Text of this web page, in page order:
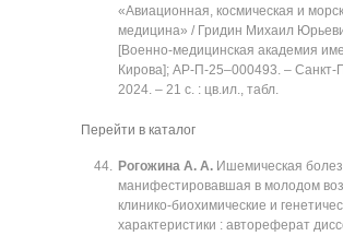
«Авиационная, космическая и
медицина» / Гридин Михаил
[Военно-медицинская академия
Кирова]; АР-П-25‒000493. ‒ Санкт-
2024. ‒ 21 с. : цв.ил., табл.
Перейти в каталог
Рогожина А. А. Ишемическая
манифестировавшая в молодом
клинико-биохимические и
характеристики : автореферат